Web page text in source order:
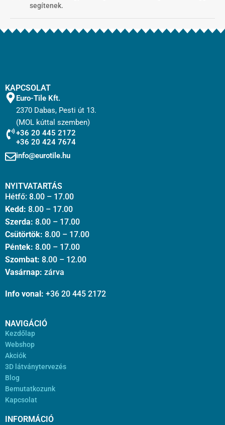
segítenek.
KAPCSOLAT
Euro-Tile Kft.
2370 Dabas, Pesti út 13.
(MOL kúttal szemben)
+36 20 445 2172
+36 20 424 7674
info@eurotile.hu
NYITVATARTÁS
Hétfő: 8.00 – 17.00
Kedd: 8.00 – 17.00
Szerda: 8.00 – 17.00
Csütörtök: 8.00 – 17.00
Péntek: 8.00 – 17.00
Szombat: 8.00 – 12.00
Vasárnap: zárva
Info vonal: +36 20 445 2172
NAVIGÁCIÓ
Kezdőlap
Webshop
Akciók
3D látványtervezés
Blog
Bemutatkozunk
Kapcsolat
INFORMÁCIÓ